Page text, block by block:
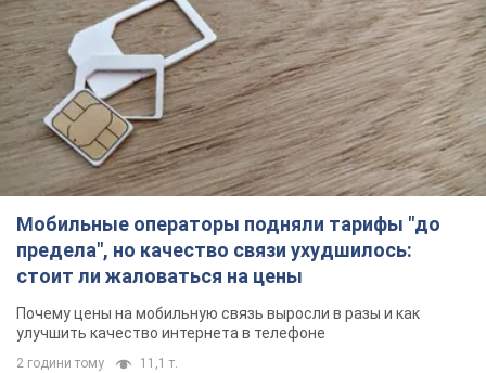
Мобильные операторы подняли тарифы "до
предела", но качество связи ухудшилось:
стоит ли жаловаться на цены
Почему цены на мобильную связь выросли в разы и как
улучшить качество интернета в телефоне
2 години тому 11,1 т.